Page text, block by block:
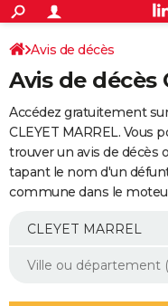
ACTUALITÉS
Politique
Société
Faits Divers
Education
Monde
Villes
+
SPORT
Coupe du monde 2026
Football
Tennis
Cyclisme
Rugby
Forum
Programme TV
TNT
Streaming
Cinéma
Sorties cinéma
Musique
+
FINANCE
Retraite
Epargne
Immobilier
Risques naturels par ville
Assurance
AUTO
Essais
Réserver un essai
Citadines
Berlines
SUV
Forum auto
+
Mobiles
Meilleur smartphone
Internet
Ordinateurs
Jeux vidéo
Guide high-tech
Aménagement intérieur
Avis de décès
Avis de décès
Accédez gratuitement
CLEYET MARREL. Vous
trouver un avis de décès
tapant le nom d'un
commune dans le